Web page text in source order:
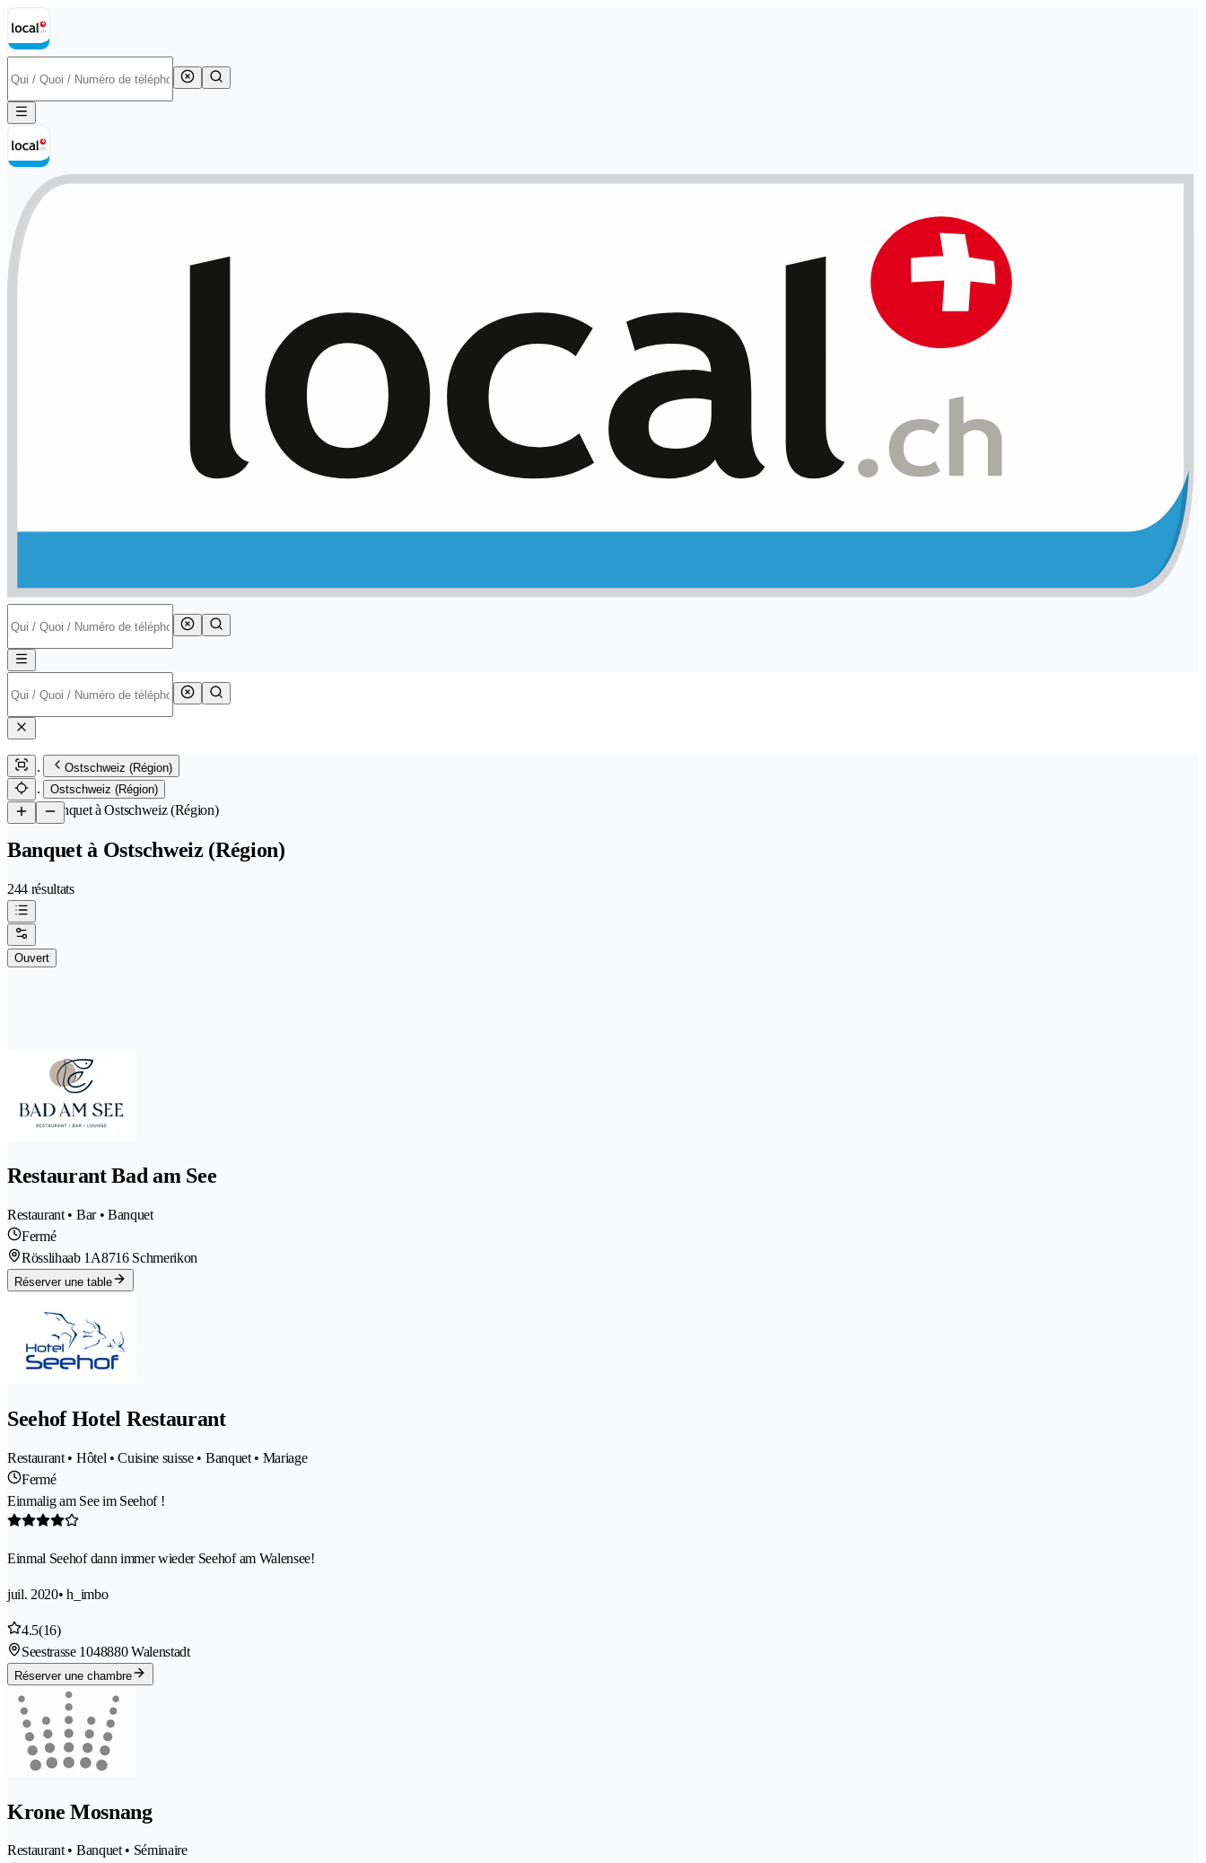
Ostschweiz (Région)
Ostschweiz (Région)
/Banquet à Ostschweiz (Région)
Banquet à Ostschweiz (Région)
244 résultats
Ouvert
Restaurant Bad am See
Restaurant • Bar • Banquet
Fermé
Rösslihaab 1A8716 Schmerikon
Réserver une table
Seehof Hotel Restaurant
Restaurant • Hôtel • Cuisine suisse • Banquet • Mariage
Fermé
Einmalig am See im Seehof !
Einmal Seehof dann immer wieder Seehof am Walensee!
juil. 2020• h_imbo
4.5(16)
Seestrasse 1048880 Walenstadt
Réserver une chambre
Krone Mosnang
Restaurant • Banquet • Séminaire